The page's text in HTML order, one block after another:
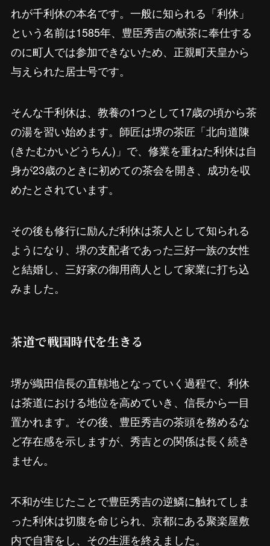
れが千利休の本名です。一般に知られる「利休」
という名前は1585年、豊臣秀吉の献茶に奉仕する
のに町人では参加できないため、正親町天皇から
与えられた居士号です。
そんな千利休は、教養の1つとして17歳の頃から茶
の湯を習い始めます。師匠は堺の茶匠「北向道陳
(きたむかいどうちん)」で、修業を重ねた利休は自
身が23歳のときに初めての茶会を開き、成功を収
めたとされています。
その後も修行に励んだ利休は茶人として知られる
ようになり、堺の支配者であった三好一族の女性
と結婚し、三好家の御用商人として家業に打ち込
みました。
茶道で戦国時代を生きる
堺が織田信長の直轄地となっていく過程で、利休
は茶道における地位を高めていき、信長から一目
置かれます。その後、豊臣秀吉の茶頭を務めるな
ど存在感を示しますが、秀吉との関係は長く続き
ません。
不和が生じたことで豊臣秀吉の逆鱗に触れてしま
った利休は切腹を命じられ、京都にある聚楽屋敷
内で自害をし、その生涯を終えました。